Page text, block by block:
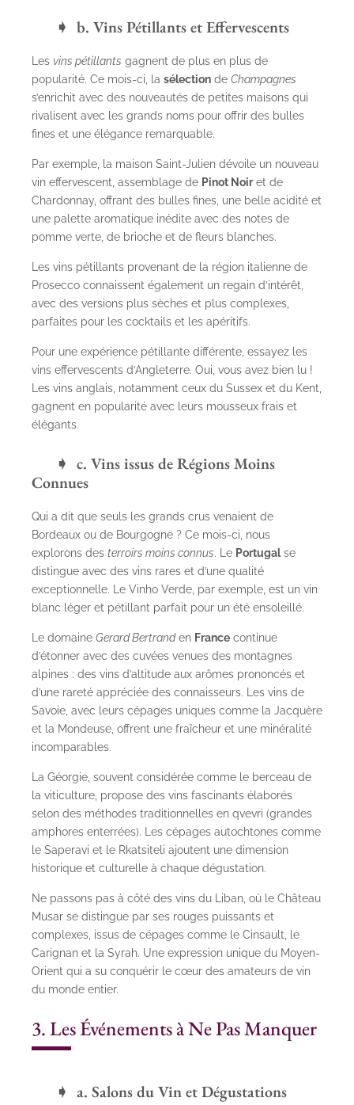
b. Vins Pétillants et Effervescents
Les vins pétillants gagnent de plus en plus de
popularité. Ce mois-ci, la sélection de Champagnes
s’enrichit avec des nouveautés de petites maisons qui
rivalisent avec les grands noms pour offrir des bulles
fines et une élégance remarquable.
Par exemple, la maison Saint-Julien dévoile un nouveau
vin effervescent, assemblage de Pinot Noiret de
Chardonnay, offrant des bulles fines, une belle acidité et
une palette aromatique inédite avec des notes de
pomme verte, de brioche et de fleurs blanches.
Les vins pétillants provenant de la région italienne de
Prosecco connaissent également un regain d’intérêt,
avec des versions plus sèches et plus complexes,
parfaites pour les cocktails et les apéritifs.
Pour une expérience pétillante différente, essayez les
vins effervescents d’Angleterre. Oui, vous avez bien lu !
Les vins anglais, notamment ceux du Sussex et du Kent,
gagnent en popularité avec leurs mousseux frais et
élégants.
c. Vins issus de Régions Moins
Connues
Qui a dit que seuls les grands crus venaient de
Bordeaux ou de Bourgogne ? Ce mois-ci, nous
explorons des terroirs moins connus. Le Portugalse
distingue avec des vins rares et d’une qualité
exceptionnelle. Le Vinho Verde, par exemple, est un vin
blanc léger et pétillant parfait pour un été ensoleillé.
Le domaine Gerard Bertranden France continue
d’étonner avec des cuvées venues des montagnes
alpines : des vins d’altitude aux arômes prononcés et
d’une rareté appréciée des connaisseurs. Les vins de
Savoie, avec leurs cépages uniques comme la Jacquère
et la Mondeuse, offrent une fraîcheur et une minéralité
incomparables.
La Géorgie, souvent considérée comme le berceau de
la viticulture, propose des vins fascinants élaborés
selon des méthodes traditionnelles en qvevri (grandes
amphores enterrées). Les cépages autochtones comme
le Saperavi et le Rkatsiteli ajoutent une dimension
historique et culturelle à chaque dégustation.
Ne passons pas à côté des vins du Liban, où le Château
Musar se distingue par ses rouges puissants et
complexes, issus de cépages comme le Cinsault, le
Carignan et la Syrah. Une expression unique du Moyen-
Orient qui a su conquérir le cœur des amateurs de vin
du monde entier.
3. Les Événements à Ne Pas Manquer
a. Salons du Vin et Dégustations